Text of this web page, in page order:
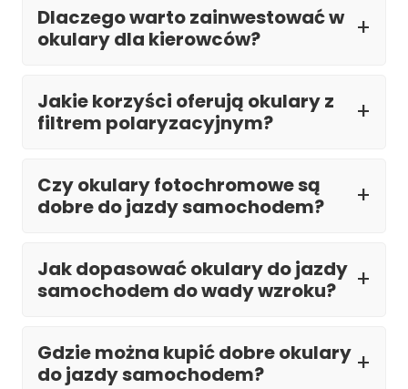
Dlaczego warto zainwestować w
okulary dla kierowców?
Jakie korzyści oferują okulary z
filtrem polaryzacyjnym?
Czy okulary fotochromowe są
dobre do jazdy samochodem?
Jak dopasować okulary do jazdy
samochodem do wady wzroku?
Gdzie można kupić dobre okulary
do jazdy samochodem?